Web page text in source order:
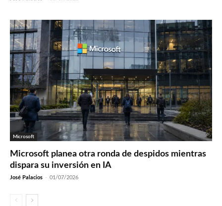
Microsoft
Microsoft planea otra ronda de despidos mientras
dispara su inversión en IA
José Palacios - 01/07/2026